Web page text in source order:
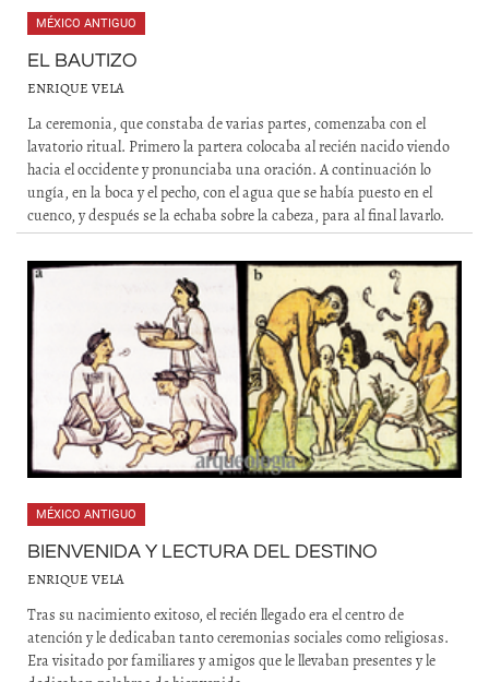
MÉXICO ANTIGUO
EL BAUTIZO
ENRIQUE VELA
La ceremonia, que constaba de varias partes, comenzaba con el
lavatorio ritual. Primero la partera colocaba al recién nacido viendo
hacia el occidente y pronunciaba una oración. A continuación lo
ungía, en la boca y el pecho, con el agua que se había puesto en el
cuenco, y después se la echaba sobre la cabeza, para al final lavarlo.
MÉXICO ANTIGUO
BIENVENIDA Y LECTURA DEL DESTINO
ENRIQUE VELA
Tras su nacimiento exitoso, el recién llegado era el centro de
atención y le dedicaban tanto ceremonias sociales como religiosas.
Era visitado por familiares y amigos que le llevaban presentes y le